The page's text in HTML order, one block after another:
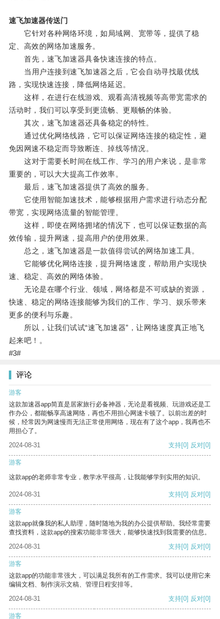
速飞加速器传送门
它针对各种网络环境，如局域网、宽带等，提供了稳
定、高效的网络加速服务。
首先，速飞加速器具备快速连接的特点。
当用户连接到速飞加速器之后，它会自动寻找最优线
路，实现快速连接，降低网络延迟。
这样，在进行在线游戏、观看高清视频等高带宽需求的
活动时，我们可以享受到更流畅、更顺畅的体验。
其次，速飞加速器还具备稳定的特性。
通过优化网络线路，它可以保证网络连接的稳定性，避
免因网速不稳定而导致断连、掉线等情况。
这对于需要长时间在线工作、学习的用户来说，是非常
重要的，可以大大提高工作效率。
最后，速飞加速器提供了高效的服务。
它使用智能加速技术，能够根据用户需求进行动态分配
带宽，实现网络流量的智能管理。
这样，即使在网络拥堵的情况下，也可以保证数据的高
效传输，提升网速，提高用户的使用效果。
总之，速飞加速器是一款值得尝试的网络加速工具。
它能够优化网络连接，提升网络速度，帮助用户实现快
速、稳定、高效的网络体验。
无论是在哪个行业、领域，网络都是不可或缺的资源，
快速、稳定的网络连接能够为我们的工作、学习、娱乐带来
更多的便利与乐趣。
所以，让我们试试“速飞加速器”，让网络速度真正地飞
起来吧！。
#3#
评论
游客
这款加速器app简直是居家旅行必备神器，无论是看视频、玩游戏还是工
作办公，都能畅享高速网络，再也不用担心网速卡顿了。以前出差的时
候，经常因为网速慢而无法正常使用网络，现在有了这个app，我再也不
用担心了。
2024-08-31
支持[0] 反对[0]
游客
这款app的老师非常专业，教学水平很高，让我能够学到实用的知识。
2024-08-31 支持[0] 反对[0]
游客
这款app就像我的私人助理，随时随地为我的办公提供帮助。我经常需要
查找资料，这款app的搜索功能非常强大，能够快速找到我需要的信息。
2024-08-31
支持[0] 反对[0]
游客
这款app的功能非常强大，可以满足我所有的工作需求。我可以使用它来
编辑文档、制作演示文稿、管理日程安排等。
2024-08-31
支持[0] 反对[0]
游客